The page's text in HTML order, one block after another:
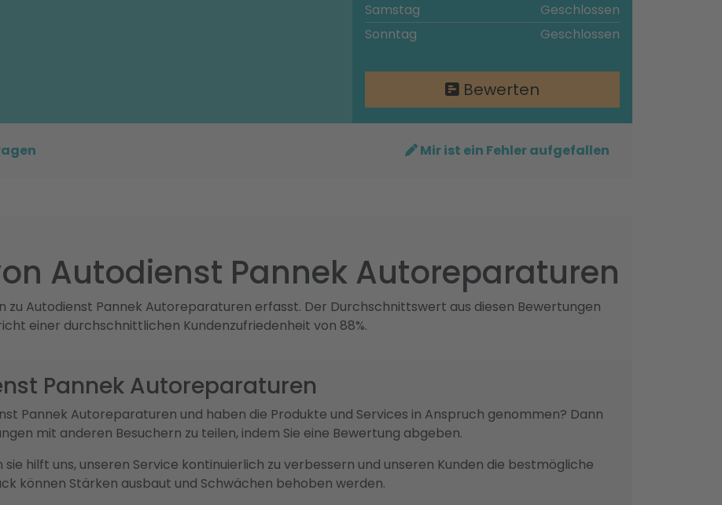
Samstag
Geschlossen
Sonntag
Geschlossen
Bewerten
Mir ist ein Fehler aufgefallen
Autodienst Pannek Autoreparaturen
zu Autodienst Pannek Autoreparaturen erfasst. Der Durchschnittswert aus diesen Bewertungen
einer durchschnittlichen Kundenzufriedenheit von 88%.
Pannek Autoreparaturen
Pannek Autoreparaturen und haben die Produkte und Services in Anspruch genommen? Dann
mit anderen Besuchern zu teilen, indem Sie eine Bewertung abgeben.
sie hilft uns, unseren Service kontinuierlich zu verbessern und unseren Kunden die bestmögliche
können Stärken ausbaut und Schwächen behoben werden.